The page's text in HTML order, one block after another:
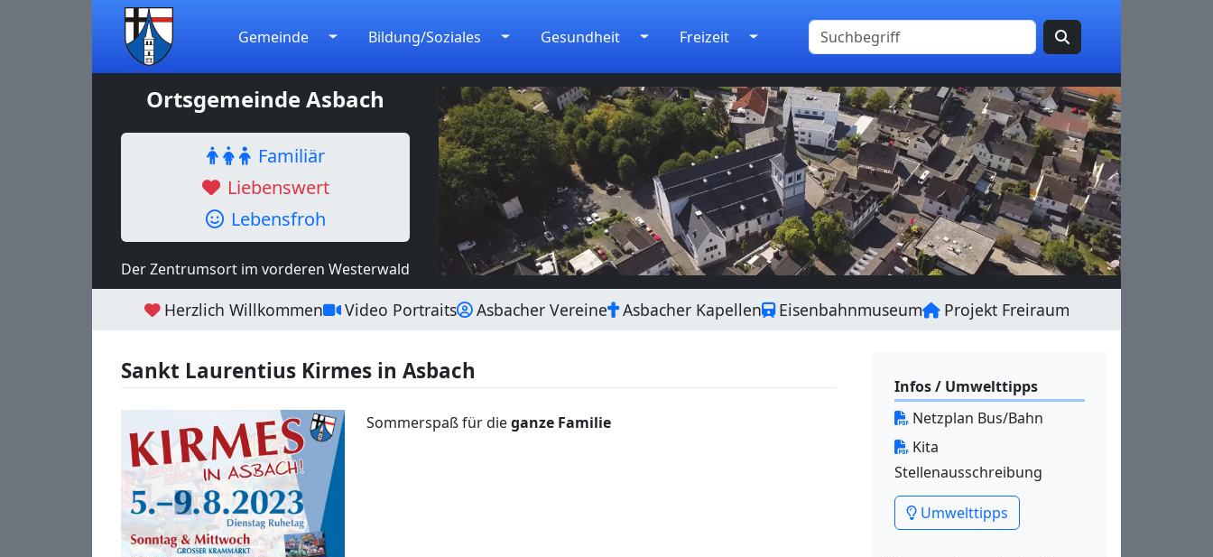
Gemeinde Bildung/Soziales Gesundheit Freizeit
Ortsgemeinde Asbach
Familiär
Liebenswert
Lebensfroh
Der Zentrumsort im vorderen Westerwald
Herzlich Willkommen Video Portraits Asbacher Vereine Asbacher Kapellen Eisenbahnmuseum Projekt Freiraum
Sankt Laurentius Kirmes in Asbach
Sommerspaß für dieganze Familie
Infos / Umwelttipps
Netzplan Bus/Bahn
Kita
Stellenausschreibung
Umwelttipps